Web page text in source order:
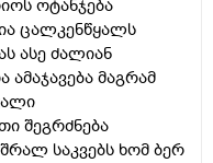
ოტანჯება
ცალკენწყალს
ასე ძალიან
მაგრამ
შეგრძნება
საკვებს ხომ ბერ